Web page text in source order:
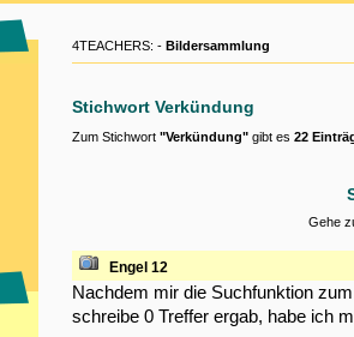
4TEACHERS: - Bildersammlung
Stichwort Verkündung
Zum Stichwort "Verkündung" gibt es 22
Gehe
Engel 12
Nachdem mir die Suchfunktion
schreibe 0 Treffer ergab, habe ich